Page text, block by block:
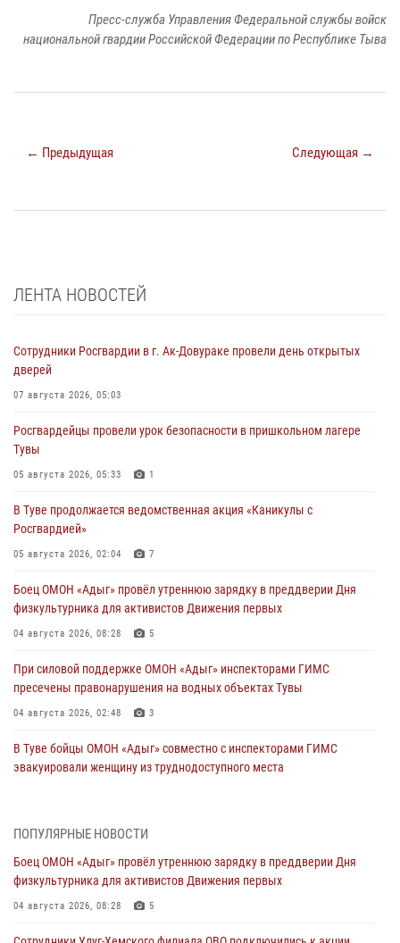
Пресс-служба Управления Федеральной службы войск
национальной гвардии Российской Федерации по Республике Тыва
← Предыдущая Следующая →
ЛЕНТА НОВОСТЕЙ
Сотрудники Росгвардии в г. Ак-Довураке провели день открытых
дверей
07 августа 2026, 05:03
Росгвардейцы провели урок безопасности в пришкольном лагере
Тувы
05 августа 2026, 05:33 1
В Туве продолжается ведомственная акция «Каникулы с
Росгвардией»
05 августа 2026, 02:04 7
Боец ОМОН «Адыг» провёл утреннюю зарядку в преддверии Дня
физкультурника для активистов Движения первых
04 августа 2026, 08:28 5
При силовой поддержке ОМОН «Адыг» инспекторами ГИМС
пресечены правонарушения на водных объектах Тувы
04 августа 2026, 02:48 3
В Туве бойцы ОМОН «Адыг» совместно с инспекторами ГИМС
эвакуировали женщину из труднодоступного места
Росгвардия проверила организацию отдыха детей в детских
31 июля 2026, 03:49
Сотрудники вневедомственной охраны приняли участие в акции
ПОПУЛЯРНЫЕ НОВОСТИ
Боец ОМОН «Адыг» провёл утреннюю зарядку в преддверии Дня
физкультурника для активистов Движения первых
04 августа 2026, 08:28 5